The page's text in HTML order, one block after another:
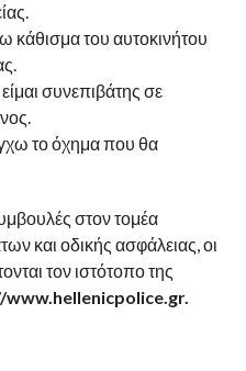
κάθισμα του αυτοκινήτου
συνεπιβάτης σε
το όχημα που θα
στον τομέα
και οδικής ασφάλειας, οι
τον ιστότοπο της